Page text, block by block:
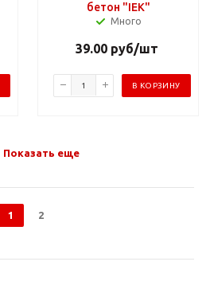
бетон "IEK"
Много
39.00 руб/шт
В КОРЗИНУ
Показать еще
1 2